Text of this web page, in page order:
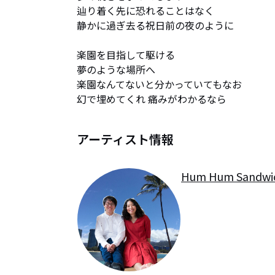
辿り着く先に恐れることはなく
静かに過ぎ去る祝日前の夜のように
楽園を目指して駆ける
夢のような場所へ
楽園なんてないと分かっていてもなお
幻で埋めてくれ 痛みがわかるなら
アーティスト情報
Hum Hum